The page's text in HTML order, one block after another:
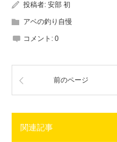
投稿者: 安部 初
アベの釣り自慢
コメント: 0
前のページ
関連記事